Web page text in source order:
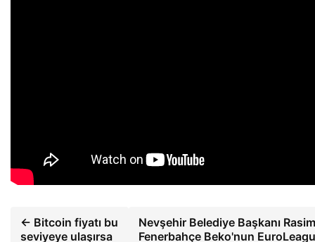
← Bitcoin fiyatı bu
seviyeye ulaşırsa
Nevşehir Belediye Başkanı
Fenerbahçe Beko'nun